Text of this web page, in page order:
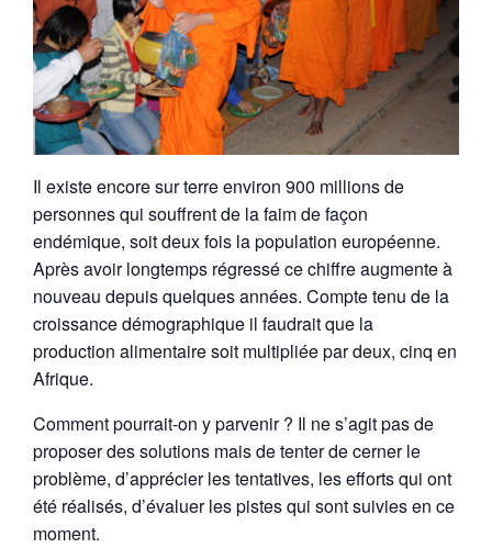
Il existe encore sur terre environ 900 millions de
personnes qui souffrent de la faim de façon
endémique, soit deux fois la population européenne.
Après avoir longtemps régressé ce chiffre augmente à
nouveau depuis quelques années. Compte tenu de la
croissance démographique il faudrait que la
production alimentaire soit multipliée par deux, cinq en
Afrique.
Comment pourrait-on y parvenir ? Il ne s’agit pas de
proposer des solutions mais de tenter de cerner le
problème, d’apprécier les tentatives, les efforts qui ont
été réalisés, d’évaluer les pistes qui sont suivies en ce
moment.